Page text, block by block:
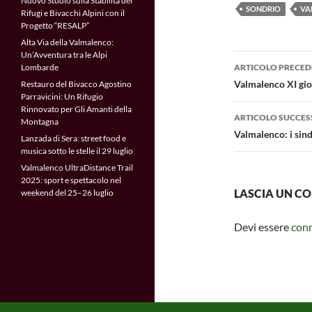
b
o
o
k
s
A
p
p
SONDRIO
articolo
ARTICOLO
Valmalenco XI
ARTICOLO
Valmalenco: i
LASCIA UN
Devi essere
Rifugi e Bivacchi Alpini con il
Progetto “RESALP”
Alta Via della Valmalenco:
Un’Avventura tra le Alpi
Lombarde
Restauro del Bivacco Agostino
Parravicini: Un Rifugio
Rinnovato per Gli Amanti della
Montagna
Lanzada di Sera: street food e
musica sotto le stelle il 29 luglio
Valmalenco UltraDistance Trail
2025: sport e spettacolo nel
weekend del 25–26 luglio